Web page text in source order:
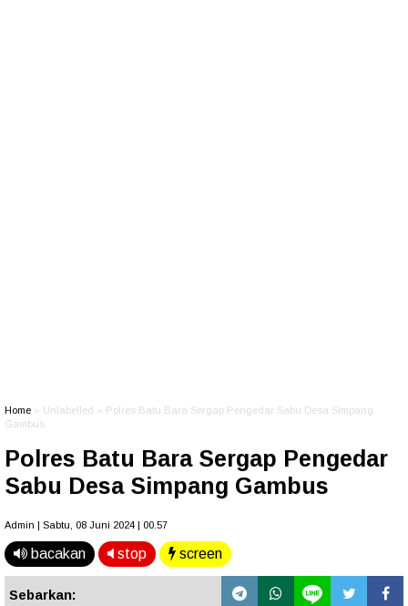
Home » Unlabelled » Polres Batu Bara Sergap Pengedar Sabu Desa Simpang
Gambus
Polres Batu Bara Sergap Pengedar
Sabu Desa Simpang Gambus
Admin | Sabtu, 08 Juni 2024 | 00.57
bacakan stop screen
Sebarkan: